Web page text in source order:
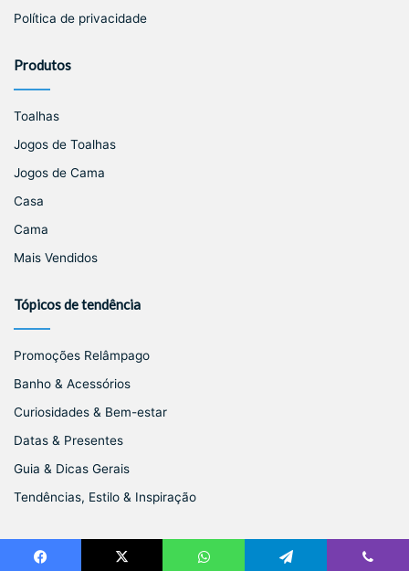
Política de privacidade
Produtos
Toalhas
Jogos de Toalhas
Jogos de Cama
Casa
Cama
Mais Vendidos
Tópicos de tendência
Promoções Relâmpago
Banho & Acessórios
Curiosidades & Bem-estar
Datas & Presentes
Guia & Dicas Gerais
Tendências, Estilo & Inspiração